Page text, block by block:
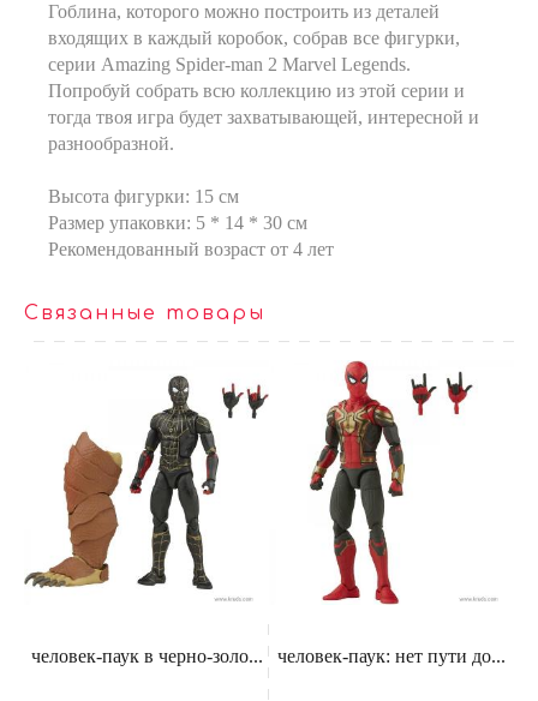
Гоблина, которого можно построить из деталей
входящих в каждый коробок, собрав все фигурки,
серии Amazing Spider-man 2 Marvel Legends.
Попробуй собрать всю коллекцию из этой серии и
тогда твоя игра будет захватывающей, интересной и
разнообразной.
Высота фигурки: 15 см
Размер упаковки: 5 * 14 * 30 см
Рекомендованный возраст от 4 лет
Связанные товары
человек-паук в черно-золо... человек-паук: нет пути до...